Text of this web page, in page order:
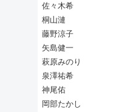
佐々木希
桐山漣
藤野涼子
矢島健一
萩原みのり
泉澤祐希
神尾佑
岡部たかし